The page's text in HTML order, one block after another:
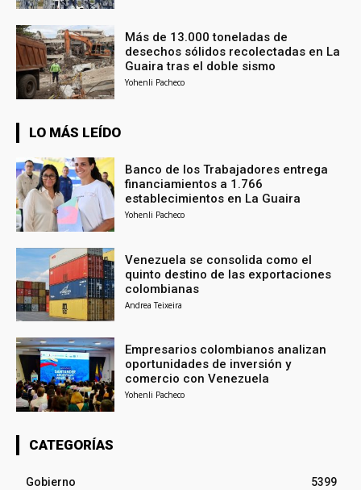
Más de 13.000 toneladas de
desechos sólidos recolectadas en La
Guaira tras el doble sismo
Yohenli Pacheco
LO MÁS LEÍDO
Banco de los Trabajadores entrega
financiamientos a 1.766
establecimientos en La Guaira
Yohenli Pacheco
Venezuela se consolida como el
quinto destino de las exportaciones
colombianas
Andrea Teixeira
Empresarios colombianos analizan
oportunidades de inversión y
comercio con Venezuela
Yohenli Pacheco
CATEGORÍAS
Gobierno
5399